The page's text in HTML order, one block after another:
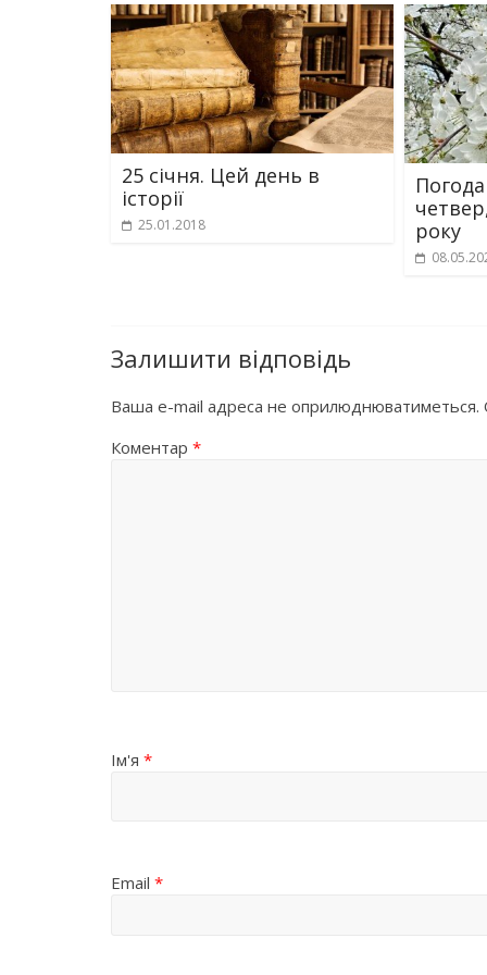
25 січня. Цей день в
історії
25.01.2018
року
Залишити відповідь
Ваша e-mail адреса не оприлюднюватиметься.
Коментар *
Ім'я *
Email *